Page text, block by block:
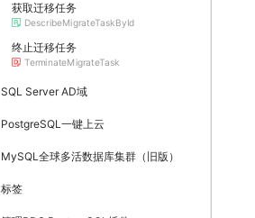
获取迁移任务
DescribeMigrateTaskById
终止迁移任务
TerminateMigrateTask
SQL Server AD域
PostgreSQL一键上云
MySQL全球多活数据库集群（旧版）
标签